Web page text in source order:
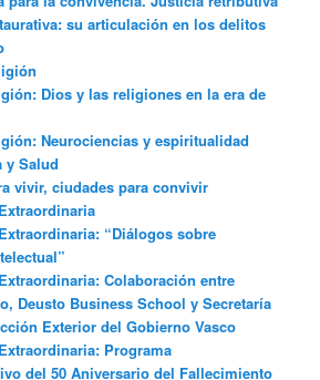
su articulación en los delitos
Dios y las religiones en la era de
Neurociencias y espiritualidad
y Salud
vivir, ciudades para convivir
“Diálogos sobre
Colaboración entre
Deusto Business School y Secretaría
Exterior del Gobierno Vasco
Programa
del 50 Aniversario del Fallecimiento